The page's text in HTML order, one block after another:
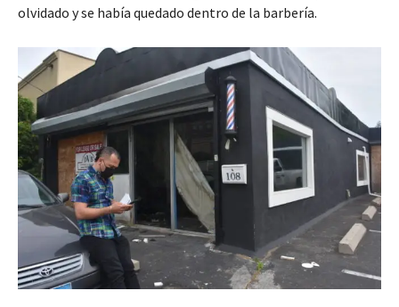
olvidado y se había quedado dentro de la barbería.